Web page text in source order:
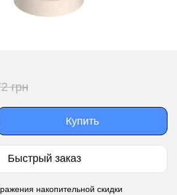
грн
Купить
Быстрый заказ
накопительной скидки